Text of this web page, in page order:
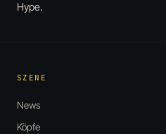
Hype.
SZENE
News
Köpfe